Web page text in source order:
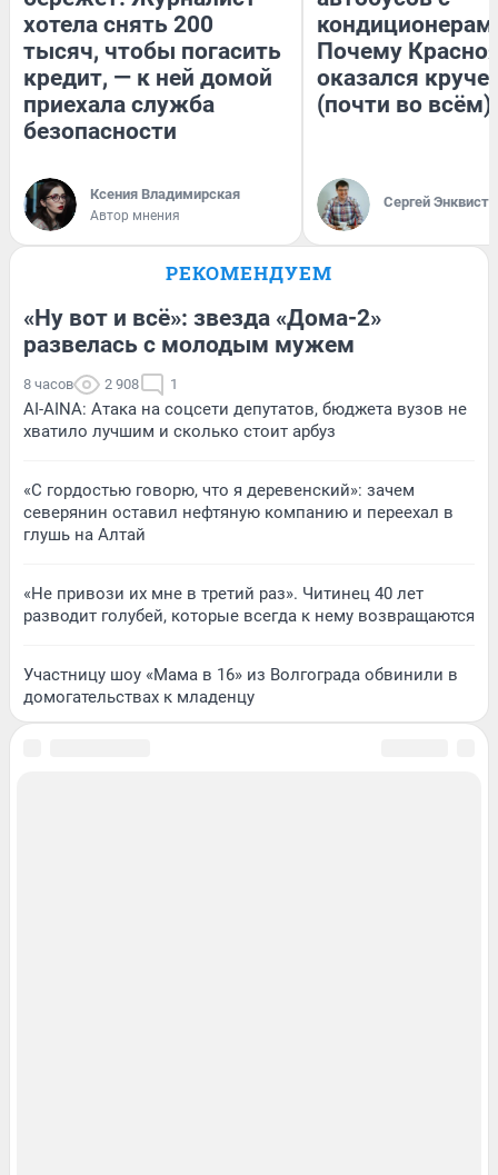
хотела снять 200
тысяч, чтобы погасить
кредит, — к ней домой
приехала служба
безопасности
Ксения Владимирская
Автор мнения
Почему
оказался
(почти во всём)
Сергей Энквист
РЕКОМЕНДУЕМ
«Ну вот и всё»: звезда «Дома-2»
развелась с молодым мужем
8 часов 2 908 1
AI-AINA: Атака на соцсети депутатов, бюджета вузов не
хватило лучшим и сколько стоит арбуз
«С гордостью говорю, что я деревенский»: зачем
северянин оставил нефтяную компанию и переехал в
глушь на Алтай
«Не привози их мне в третий раз». Читинец 40 лет
разводит голубей, которые всегда к нему возвращаются
Участницу шоу «Мама в 16» из Волгограда обвинили в
домогательствах к младенцу